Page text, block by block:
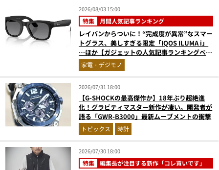
2026/08/03 15:00
特集 月間人気記事ランキング
レイバンからついに！“完成度が異常”なスマー
トグラス、美しすぎる限定「IQOS ILUMA i」
…ほか【ガジェットの人気記事ランキングベス
ト3】（2026年6月版）
家電・デジモノ
2026/07/31 18:00
【G-SHOCKの最高傑作か】18年ぶり超絶進
化！グラビティマスター新作が凄い。開発者が
語る「GWR-B3000」最新ムーブメントの衝撃
トピックス 時計
2026/07/30 18:00
特集 編集長が注目する新作「コレ買いです」